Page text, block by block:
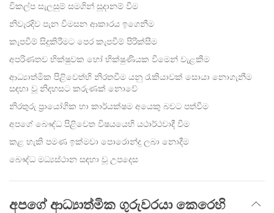
විකල්ප සැලසුම් සමගින් සූදානම් වීම
නිවැරදිව පැන විමසන ආකාරය ඉගෙනීම
කැපවීම් සිදුකිරීමට පෙර කැපවීම් පිරික්සීම
අපරිණතව භික්ෂුවක හෝ භික්ෂුණියක වීමෙන් වැළකීම
ආධ්‍යාත්මික පිළිවෙත්හි නිරතවීම යනු රැකියාවක් සොයා නොගැනීම
සඳහා වූ නිදහසට කරුණක් නොවේ
නිරතුරු ප්‍රායෝගික හා කාර්යක්ෂම අයෙකු බවට පත්වීම
අපගේ බෞද්ධ පිළිවෙත විෂයයෙහි යථාර්ථවාදී වීම
කළ හැකි පමණ ඉක්මවා පොරොන්දු ලබා නොදීම
බෞද්ධ මධ්‍යස්ථාන සඳහා වූ උපදෙස
අපගේ ආධ්‍යාත්මික ගුරුවරයා කෙරෙහි